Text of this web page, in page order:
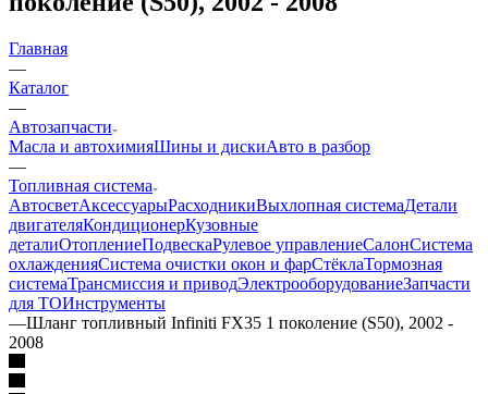
Главная
—
Каталог
—
Автозапчасти
Масла и автохимияШины и дискиАвто в разбор
—
Топливная система
АвтосветАксессуарыРасходникиВыхлопная системаДетали
двигателяКондиционерКузовные
деталиОтоплениеПодвескаРулевое управлениеСалонСистема
охлажденияСистема очистки окон и фарСтёклаТормозная
системаТрансмиссия и приводЭлектрооборудованиеЗапчасти
для ТОИнструменты
—Шланг топливный Infiniti FX35 1 поколение (S50), 2002 -
2008